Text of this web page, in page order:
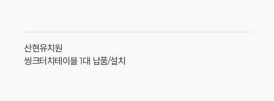
산현유치원
씽크터치테이블 1대 납품/설치